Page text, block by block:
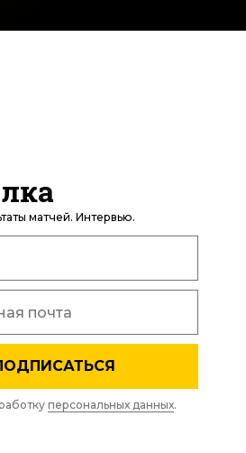
матчей. Интервью.
персональных данных.